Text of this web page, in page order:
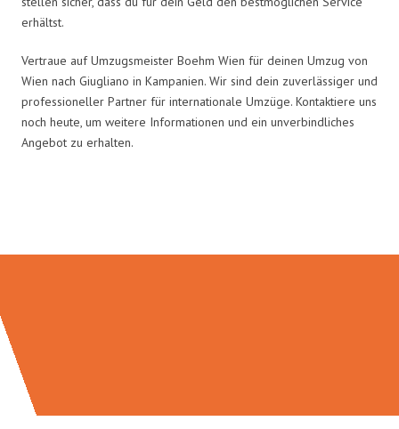
erhältst.
Vertraue auf Umzugsmeister Boehm Wien für deinen Umzug von
Wien nach Giugliano in Kampanien. Wir sind dein zuverlässiger und
professioneller Partner für internationale Umzüge. Kontaktiere uns
noch heute, um weitere Informationen und ein unverbindliches
Angebot zu erhalten.